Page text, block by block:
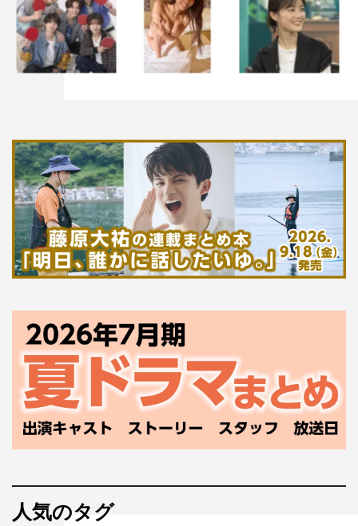
人気のタグ